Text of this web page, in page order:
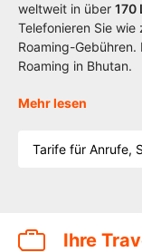
weltweit in über 170
Telefonieren Sie
Roaming-
Roaming in Bhutan.
Mehr lesen
Tarife für Anrufe,
Ihre